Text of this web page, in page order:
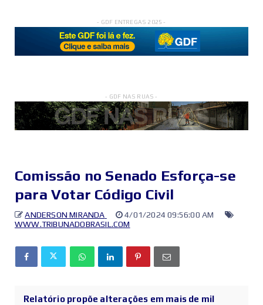
- GDF ENTREGAS 2025 -
- GDF NAS RUAS -
Comissão no Senado Esforça-se
para Votar Código Civil
ANDERSON MIRANDA
4/01/2024 09:56:00 AM
WWW.TRIBUNADOBRASIL.COM
Relatório propõe alterações em mais de mil